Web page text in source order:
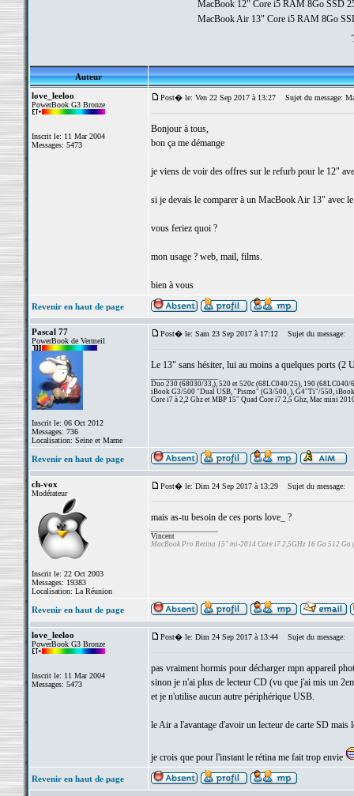
MacBook 12" Core i5 RAM 8Go SSD
MacBook Air 13" Core i5 RAM 8Go
Auteur
love_leeloo
PowerBook G3 Bronze
Inscrit le: 11 Mar 2004
Messages: 5473
Post� le: Ven 22 Sep 2017 à 13:27 Sujet du message:
Bonjour à tous,
bon ça me démange
je viens de voir des offres sur le refurb pour le 12"
si je devais le comparer à un MacBook Air 13" avec
vous feriez quoi ?
mon usage ? web, mail, films.
bien à vous
Revenir en haut de page
Pascal 77
PowerBook de Vermeil
Inscrit le: 06 Oct 2012
Messages: 736
Localisation: Seine et Marne
Post� le: Sam 23 Sep 2017 à 17:12 Sujet du message:
Le 13" sans hésiter, lui au moins a quelques ports (2
Duo 230 (68030/33,), 520 et 520c (68LC040/25), 190 (68LC040/
iBook G3/500 "Dual USB, "Pismo" (G3/500, ), G4"Ti"/550,
Core i7 à 2,2 Ghz et MBP 15" Quad Core i7 2,5 Ghz, Mac mini
Revenir en haut de page
ch-vox
Modérateur
Inscrit le: 22 Oct 2003
Messages: 19383
Localisation: La Réunion
Post� le: Dim 24 Sep 2017 à 13:29 Sujet du message:
mais as-tu besoin de ces ports love_ ?
Vincent
MacBook Pro Retina 15" mi-2014 Core i7 2,5GHz 16 Go 512 Go
Revenir en haut de page
love_leeloo
PowerBook G3 Bronze
Inscrit le: 11 Mar 2004
Messages: 5473
Post� le: Dim 24 Sep 2017 à 13:44 Sujet du message:
pas vraiment hormis pour décharger mpn appareil
sinon je n'ai plus de lecteur CD (vu que j'ai mis un
et je n'utilise aucun autre périphérique USB.
le Air a l'avantage d'avoir un lecteur de carte SD mais
je crois que pour l'instant le rétina me fait trop envie
Revenir en haut de page